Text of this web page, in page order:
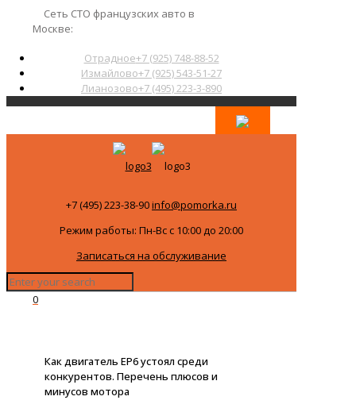
Сеть СТО французских авто в
Москве:
Отрадное+7 (925) 748-88-52
Измайлово+7 (925) 543-51-27
Лианозово+7 (495) 223-3-890
+7 (495) 223-38-90info@pomorka.ru
Режим работы: Пн-Вс с 10:00 до 20:00
Записаться на обслуживание
0
Как двигатель EP6 устоял среди
конкурентов. Перечень плюсов и
минусов мотора